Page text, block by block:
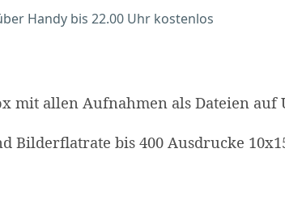
Handy bis 22.00 Uhr kostenlos
mit allen Aufnahmen als Dateien auf
Bilderflatrate bis 400 Ausdrucke